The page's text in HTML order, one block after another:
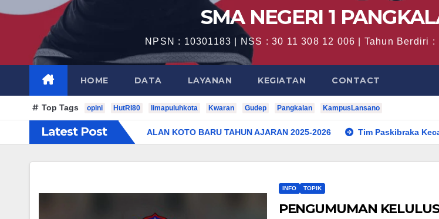
SMA NEGERI 1
NPSN : 10301183 | NSS : 30 11 308 12 006 | Tahun Berdiri
HOME DATA LAYANAN KEGIATAN CONTACT
Top Tags opini HutRI80 limapuluhkota Kwaran Gudep Pangkalan KampusLansano
Latest Post
SMAN 1 PANGKALAN KOTO BARU TAHUN AJARAN 2025-2026 Tim Paskibraka Kecamatan
INFO TOPIK
PENGUMUMAN